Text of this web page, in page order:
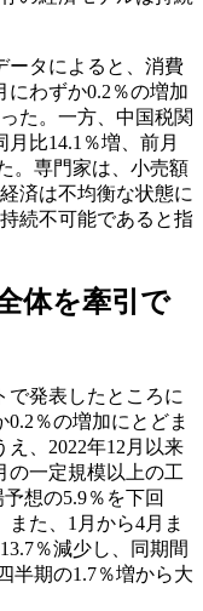
ータによると、消費
にわずか0.2％の増加
た。一方、中国税関
比14.1％増、前月
。専門家は、小売額
済は不均衡な状態に
続不可能であると指
体を牽引で
で発表したところに
％の増加にとどま
、2022年12月以来
の一定規模以上の工
想の5.9％を下回
た、1月から4月ま
％減少し、同期間
半期の1.7％増から大